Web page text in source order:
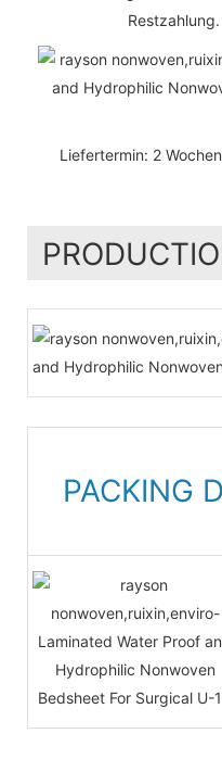
Liefertermin: 2
PACKING